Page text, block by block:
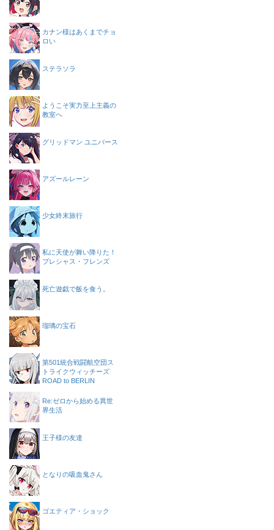
カナン様はあくまでチョ
ロい
ステラソラ
ようこそ実力至上主義の
教室へ
グリッドマン ユニバース
アズールレーン
少女終末旅行
私に天使が舞い降りた！
プレシャス・フレンズ
死亡遊戯で飯を食う。
瑠璃の宝石
第501統合戦闘航空団ス
トライクウィッチーズ
ROAD to BERLIN
Re:ゼロから始める異世
界生活
王子様の友達
となりの吸血鬼さん
ゴエティア・ショック